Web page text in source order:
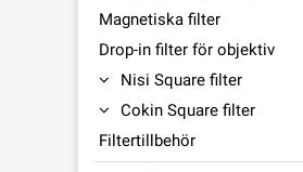
Magnetiska filter
Drop-in filter för objektiv
Nisi Square filter
Cokin Square filter
Filtertillbehör